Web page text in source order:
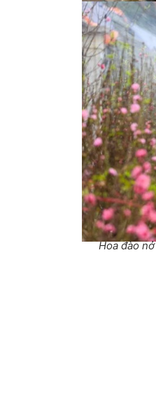
Hoa đào